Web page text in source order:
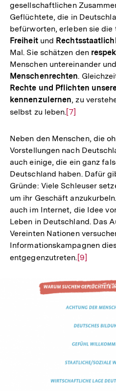
gesellschaftlichen
Geflüchtete, die in
befürworten, erleben sie
Freiheit und
Mal. Sie schätzen den
Menschen untereinander
Menschenrechten.
Rechte und Pflichten
kennenzulernen, zu
selbst zu leben.Zur
der
Fußnote
[7]
Neben den Menschen, die
Vorstellungen nach
auch einige, die ein ganz
Deutschland haben. Dafür
Gründe: Viele Schleuser
um ihr Geschäft anzukurbeln.
auch im Internet, die Idee
Leben in Deutschland. Das
Vereinten Nationen
Informationskampagnen
entgegenzutreten. Zur
der
Fußnote
[9]